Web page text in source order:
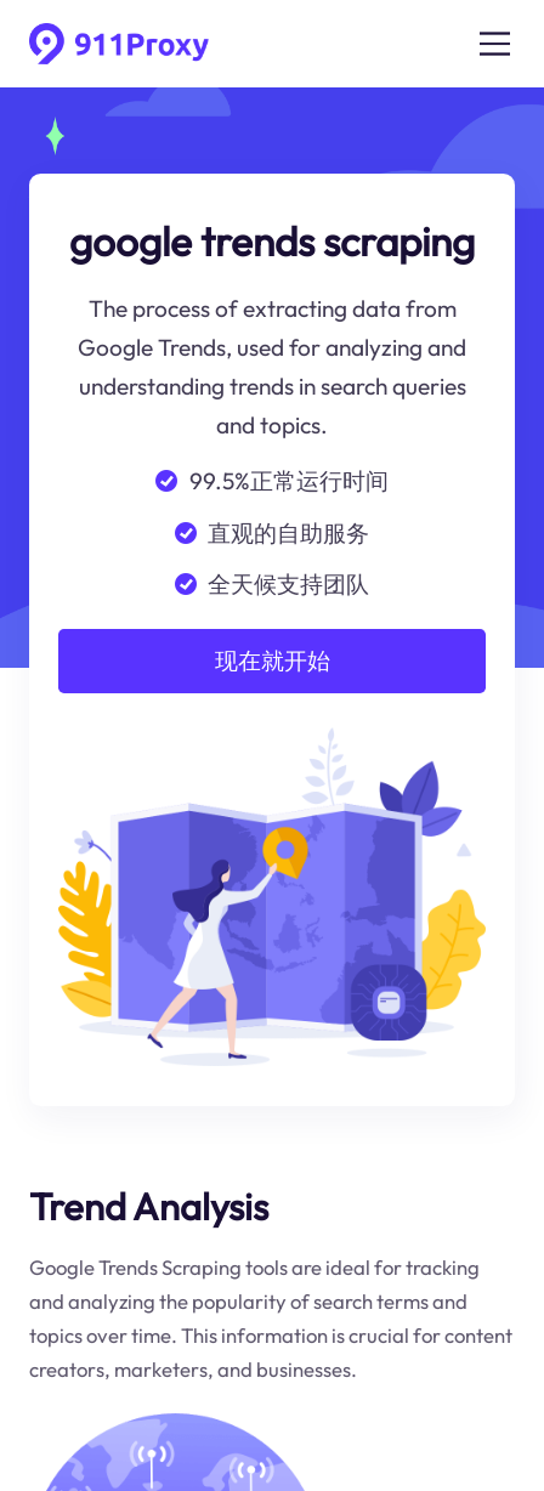
google trends scraping
The process of extracting data from
Google Trends, used for analyzing and
understanding trends in search queries
and topics.
99.5%正常运行时间
直观的自助服务
全天候支持团队
现在就开始
Trend Analysis
Google Trends Scraping tools are ideal for tracking
and analyzing the popularity of search terms and
topics over time. This information is crucial for content
creators, marketers, and businesses.